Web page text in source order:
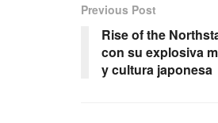
Previous Post
Rise of the
con su explosiva
y cultura japonesa